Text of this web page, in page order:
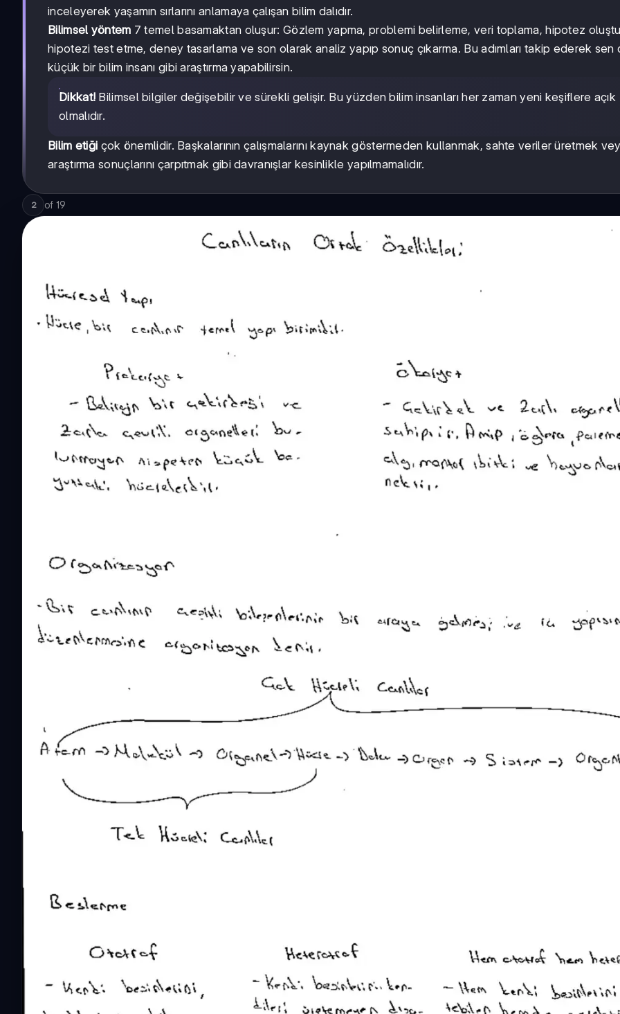
inceleyerek yaşamın sırlarını anlamaya çalışan bilim dalıdır.
Bilimsel yöntem 7 temel basamaktan oluşur: Gözlem yapma, problemi belirleme, veri toplama, hipotez
hipotezi test etme, deney tasarlama ve son olarak analiz yapıp sonuç çıkarma. Bu adımları takip ederek sen
küçük bir bilim insanı gibi araştırma yapabilirsin.
Dikkat! Bilimsel bilgiler değişebilir ve sürekli gelişir. Bu yüzden bilim insanları her zaman yeni keşiflere açık
olmalıdır.
Bilim etiği çok önemlidir. Başkalarının çalışmalarını kaynak göstermeden kullanmak, sahte veriler üretmek
araştırma sonuçlarını çarpıtmak gibi davranışlar kesinlikle yapılmamalıdır.
2 of 19